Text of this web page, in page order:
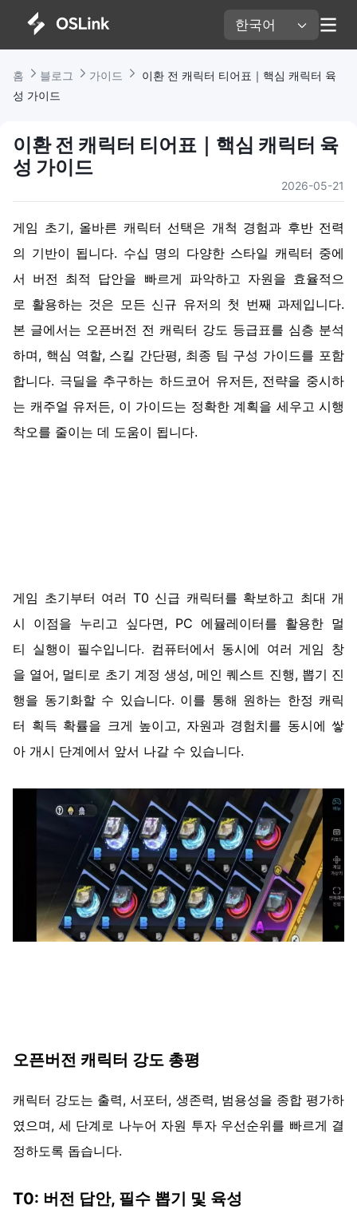
한국어
홈 블로그 가이드
이환 전 캐릭터 티어표｜핵심 캐릭터 육
성 가이드
이환 전 캐릭터 티어표｜핵심 캐릭터 육
성 가이드
2026-05-21
게임 초기, 올바른 캐릭터 선택은 개척 경험과 후반 전력
의 기반이 됩니다. 수십 명의 다양한 스타일 캐릭터 중에
서 버전 최적 답안을 빠르게 파악하고 자원을 효율적으
로 활용하는 것은 모든 신규 유저의 첫 번째 과제입니다.
본 글에서는 오픈버전 전 캐릭터 강도 등급표를 심층 분석
하며, 핵심 역할, 스킬 간단평, 최종 팀 구성 가이드를 포함
합니다. 극딜을 추구하는 하드코어 유저든, 전략을 중시하
는 캐주얼 유저든, 이 가이드는 정확한 계획을 세우고 시행
착오를 줄이는 데 도움이 됩니다.
게임 초기부터 여러 T0 신급 캐릭터를 확보하고 최대 개
시
이점을 누리고 싶다면, PC 에뮬레이터를 활용한 멀
티 실행이 필수입니다. 컴퓨터에서 동시에 여러 게임 창
을 열어, 멀티로 초기 계정 생성, 메인 퀘스트 진행, 뽑기 진
행을 동기화할 수 있습니다. 이를 통해 원하는 한정 캐릭
터 획득 확률을 크게 높이고, 자원과 경험치를 동시에 쌓
아 개시 단계에서 앞서 나갈 수 있습니다.
오픈버전 캐릭터 강도 총평
캐릭터 강도는 출력,서포터, 생존력, 범용성을 종합 평가하
였으며, 세 단계로 나누어 자원 투자 우선순위를 빠르게 결
정하도록 돕습니다.
T0: 버전 답안, 필수 뽑기 및 육성